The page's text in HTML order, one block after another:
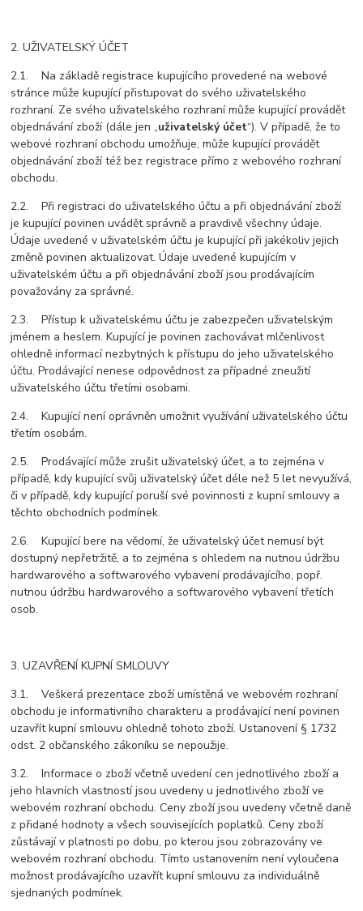
2. UŽIVATELSKÝ ÚČET
2.1. Na základě registrace kupujícího provedené na webové
stránce může kupující přistupovat do svého uživatelského
rozhraní. Ze svého uživatelského rozhraní může kupující provádět
objednávání zboží (dále jen „uživatelský účet“). V případě, že to
webové rozhraní obchodu umožňuje, může kupující provádět
objednávání zboží též bez registrace přímo z webového rozhraní
obchodu.
2.2. Při registraci do uživatelského účtu a při objednávání zboží
je kupující povinen uvádět správně a pravdivě všechny údaje.
Údaje uvedené v uživatelském účtu je kupující při jakékoliv jejich
změně povinen aktualizovat. Údaje uvedené kupujícím v
uživatelském účtu a při objednávání zboží jsou prodávajícím
považovány za správné.
2.3. Přístup k uživatelskému účtu je zabezpečen uživatelským
jménem a heslem. Kupující je povinen zachovávat mlčenlivost
ohledně informací nezbytných k přístupu do jeho uživatelského
účtu. Prodávající nenese odpovědnost za případné zneužití
uživatelského účtu třetími osobami.
2.4. Kupující není oprávněn umožnit využívání uživatelského účtu
třetím osobám.
2.5. Prodávající může zrušit uživatelský účet, a to zejména v
případě, kdy kupující svůj uživatelský účet déle než 5 let nevyužívá,
či v případě, kdy kupující poruší své povinnosti z kupní smlouvy a
těchto obchodních podmínek.
2.6. Kupující bere na vědomí, že uživatelský účet nemusí být
dostupný nepřetržitě, a to zejména s ohledem na nutnou údržbu
hardwarového a softwarového vybavení prodávajícího, popř.
nutnou údržbu hardwarového a softwarového vybavení třetích
osob.
3. UZAVŘENÍ KUPNÍ SMLOUVY
3.1. Veškerá prezentace zboží umístěná ve webovém rozhraní
obchodu je informativního charakteru a prodávající není povinen
uzavřít kupní smlouvu ohledně tohoto zboží. Ustanovení § 1732
odst. 2 občanského zákoníku se nepoužije.
3.2. Informace o zboží včetně uvedení cen jednotlivého zboží a
jeho hlavních vlastností jsou uvedeny u jednotlivého zboží ve
webovém rozhraní obchodu. Ceny zboží jsou uvedeny včetně daně
z přidané hodnoty a všech souvisejících poplatků. Ceny zboží
zůstávají v platnosti po dobu, po kterou jsou zobrazovány ve
webovém rozhraní obchodu. Tímto ustanovením není vyloučena
možnost prodávajícího uzavřít kupní smlouvu za individuálně
sjednaných podmínek.